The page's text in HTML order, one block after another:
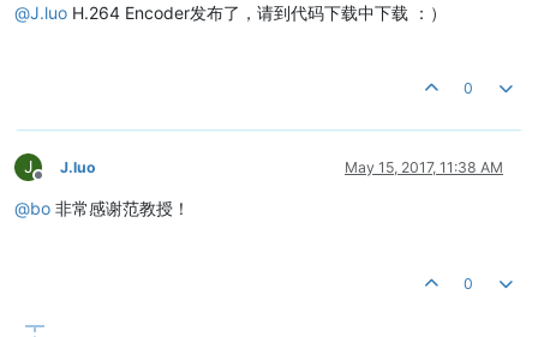
@J.luo H.264 Encoder发布了，请到代码下载中下载 ：）
0
J
Offline
J.luo May 15, 2017, 11:38 AM
@bo 非常感谢范教授！
0